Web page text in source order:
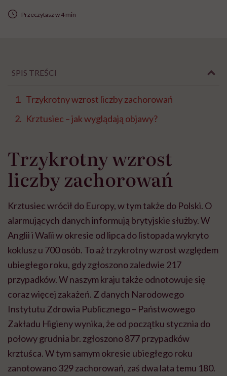
Przeczytasz w 4 min
SPIS TREŚCI
Trzykrotny wzrost liczby zachorowań
Krztusiec – jak wyglądają objawy?
Trzykrotny wzrost
liczby zachorowań
Krztusiec wrócił do Europy, w tym także do Polski. O
alarmujących danych informują brytyjskie służby. W
Anglii i Walii w okresie od lipca do listopada wykryto
koklusz u 700 osób. To aż trzykrotny wzrost względem
ubiegłego roku, gdy zgłoszono zaledwie 217
przypadków. W naszym kraju także odnotowuje się
coraz więcej zakażeń. Z danych Narodowego
Instytutu Zdrowia Publicznego – Państwowego
Zakładu Higieny wynika, że od początku stycznia do
połowy grudnia br. zgłoszono 877 przypadków
krztuśca. W tym samym okresie ubiegłego roku
zanotowano 329 zachorowań, zaś dwa lata temu 180.